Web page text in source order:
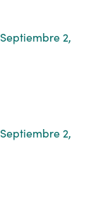
2,
2,